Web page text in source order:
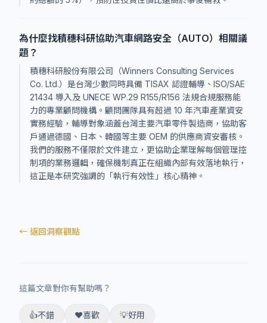
為什麼找積穗科研協助汽車網路安全（AUTO）相關議
題？
積穗科研股份有限公司（Winners Consulting Services
Co. Ltd.）是台灣少數同時具備 TISAX 認證輔導、ISO/SAE
21434 導入及 UNECE WP.29 R155/R156 法規合規服務能
力的專業顧問機構。顧問團隊具有超過 10 年汽車產業資安
實務經驗，輔導對象涵蓋台灣主要汽車零件製造商，協助客
戶通過德國、日本、韓國等主要 OEM 的供應商資安審核。
我們的服務不僅限於文件建立，更協助企業理解每個管理控
制項的業務邏輯，確保機制真正在組織內部有效落地執行，
這正是本研究強調的「執行有效性」核心精神。
← 返回洞察觀點
這篇文章對你有幫助嗎？
👍不錯 ❤️喜歡 💡好用